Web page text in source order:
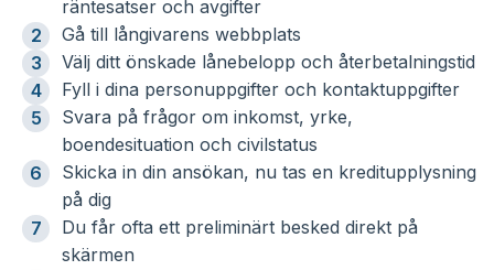
räntesatser och avgifter
Gå till långivarens webbplats
Välj ditt önskade lånebelopp och återbetalningstid
Fyll i dina personuppgifter och kontaktuppgifter
Svara på frågor om inkomst, yrke,
boendesituation och civilstatus
Skicka in din ansökan, nu tas en kreditupplysning
på dig
Du får ofta ett preliminärt besked direkt på
skärmen